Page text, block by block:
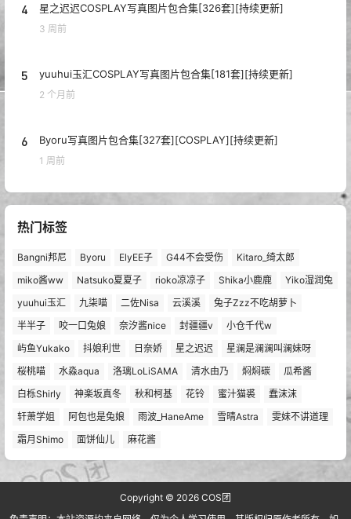
4 星之迟迟COSPLAY写真图片包合集[326套][持续更新]
3 周前
5 yuuhui玉汇COSPLAY写真图片包合集[181套][持续更新]
2 个月前
6 Byoru写真图片包合集[327套][COSPLAY][持续更新]
1 周前
热门标签
Bangni邦尼 Byoru ElyEE子 G44不会受伤
Kitaro_绮太郎
miko酱ww
Natsuko夏夏子 rioko凉凉子 Shika小鹿鹿
Yiko湿润兔
yuuhui玉汇
九柒喵 二佐Nisa 云溪溪
兔子Zzz不吃胡萝卜
半半子
咬一口兔娘 奈汐酱nice 封疆疆v
小仓千代w
屿鱼Yukako
抖娘利世 日奈娇 星之迟迟
星澜是澜澜叫澜妹呀
桜桃喵
水淼aqua 洛璃LoLiSAMA 清水由乃 焖焖碳
瓜希酱
白栎Shirly
神楽坂真冬 秋和柯基 花铃 蜜汁猫裘
蠢沫沫
轩萧学姐
阿包也是兔娘 雨波_HaneAme 雪晴Astra
雯妹不讲道理
霜月Shimo
面饼仙儿 麻花酱
Copyright © 2026 COS团